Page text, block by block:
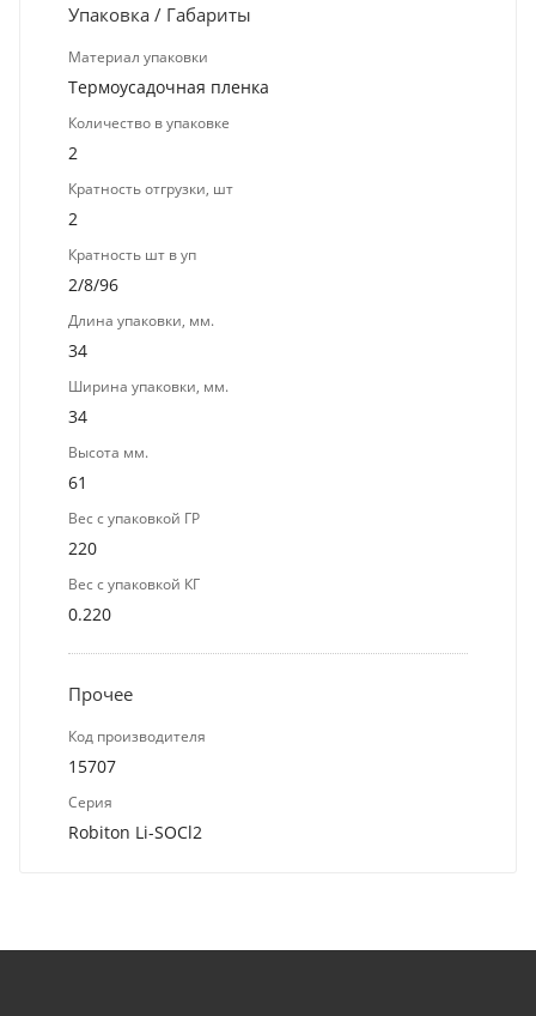
Упаковка / Габариты
Материал упаковки
Термоусадочная пленка
Количество в упаковке
2
Кратность отгрузки, шт
2
Кратность шт в уп
2/8/96
Длина упаковки, мм.
34
Ширина упаковки, мм.
34
Высота мм.
61
Вес с упаковкой ГР
220
Вес с упаковкой КГ
0.220
Прочее
Код производителя
15707
Серия
Robiton Li-SOCl2